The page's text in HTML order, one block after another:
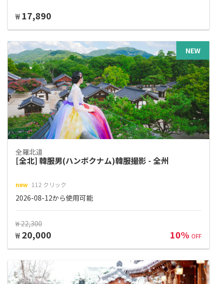
₩ 17,890
NEW
全羅北道
[全北] 韓服男(ハンボクナム)韓服撮影 - 全州
new 112 クリック
2026-08-12から使用可能
₩ 22,300
₩ 20,000 10% OFF